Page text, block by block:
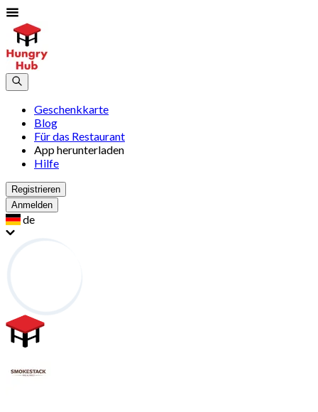
Geschenkkarte
Blog
Für das Restaurant
App herunterladen
Hilfe
Registrieren
Anmelden
de